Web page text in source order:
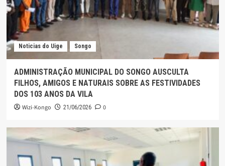
Noticias do Uige Songo
ADMINISTRAÇÃO MUNICIPAL DO SONGO AUSCULTA
FILHOS, AMIGOS E NATURAIS SOBRE AS FESTIVIDADES
DOS 103 ANOS DA VILA
Wizi-Kongo 21/06/2026 0